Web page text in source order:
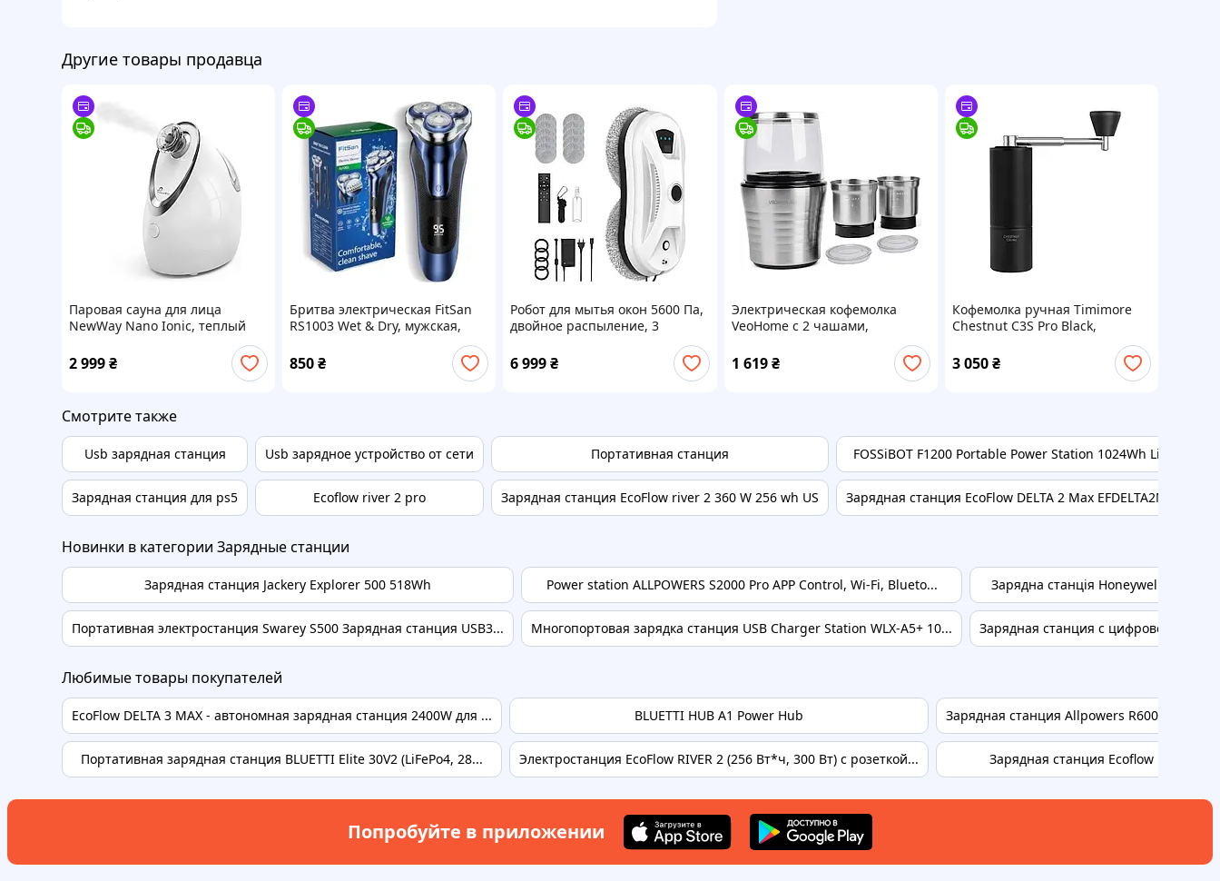
Другие товары продавца
Паровая сауна для лица
NewWay Nano Ionic, теплый
2 999₴
Бритва электрическая FitSan
RS1003 Wet & Dry, мужская,
850₴
Робот для мытья окон 5600 Па,
двойное распыление, 3
6 999₴
Электрическая кофемолка
VeoHome с 2 чашами,
нержавеющая сталь, для кофе,
специй, семян и орехов
1 619 ₴
Кофемолка ручная Timimore
Chestnut C3S Pro Black,
регулировка помола, сложная
3 050₴
Смотрите также
Usb зарядная станция
Зарядная станция для ps5
Usb зарядное устройство от сети
Ecoflow river 2 pro
Портативная станция
Зарядная станция EcoFlow river 2 360 W 256 wh US
FOSSiBOT F1200 Portable Power Station 1024Wh LiFePo4
Зарядная станция EcoFlow DELTA 2 Max EFDELTA2Max-EU
Новинки в категории Зарядные станции
Зарядная станция Jackery Explorer 500 518Wh
Портативная электростанция Swarey S500 Зарядная станция USB3...
Power station ALLPOWERS S2000 Pro APP Control, Wi-Fi, Blueto...
Многопортовая зарядка станция USB Charger Station WLX-A5+ 10...
Зарядна станція Honeywell, 4
Зарядная станция с цифровой
Любимые товары покупателей
EcoFlow DELTA 3 MAX - автономная зарядная станция 2400W для ...
Портативная зарядная станция BLUETTI Elite 30V2 (LiFePo4, 28...
BLUETTI HUB A1 Power Hub
Электростанция EcoFlow RIVER 2 (256 Вт*ч, 300 Вт) с розеткой...
Зарядная станция Allpowers R600 299
Зарядная станция Ecoflow Delta 3
Попробуйте в приложении